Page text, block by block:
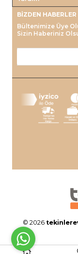
BIZDEN HABERLER
Bültenimize Üye
Sizin Haberiniz
© 2026